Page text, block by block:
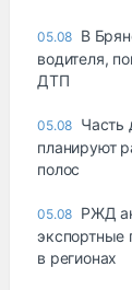
05.08 В
водителя,
ДТП
05.08 Часть
планируют
полос
05.08 РЖД
экспортные
в регионах